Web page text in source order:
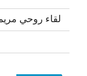
لقاء روحي